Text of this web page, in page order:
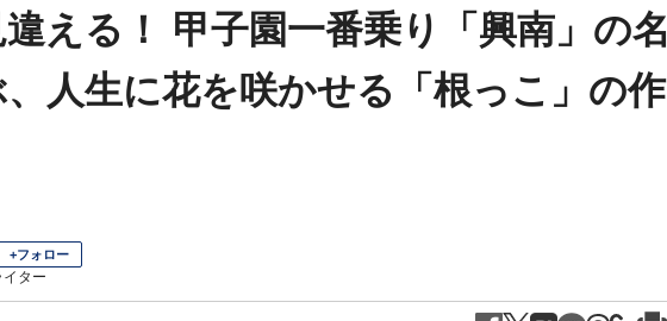
える！ 甲子園一番乗り「興南」の名
人生に花を咲かせる「根っこ」の作
+フォロー
ター